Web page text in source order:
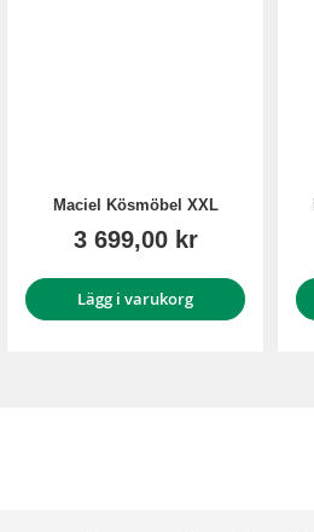
Maciel Kösmöbel XXL
3 699,00 kr
Lägg i varukorg